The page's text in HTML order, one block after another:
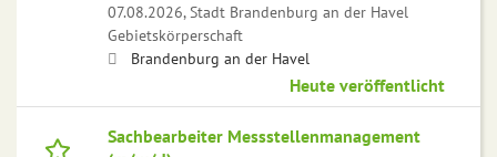
07.08.2026,Stadt Brandenburg an der Havel
Gebietskörperschaft
Brandenburg an der Havel
Heute veröffentlicht
Sachbearbeiter Messstellenmanagement